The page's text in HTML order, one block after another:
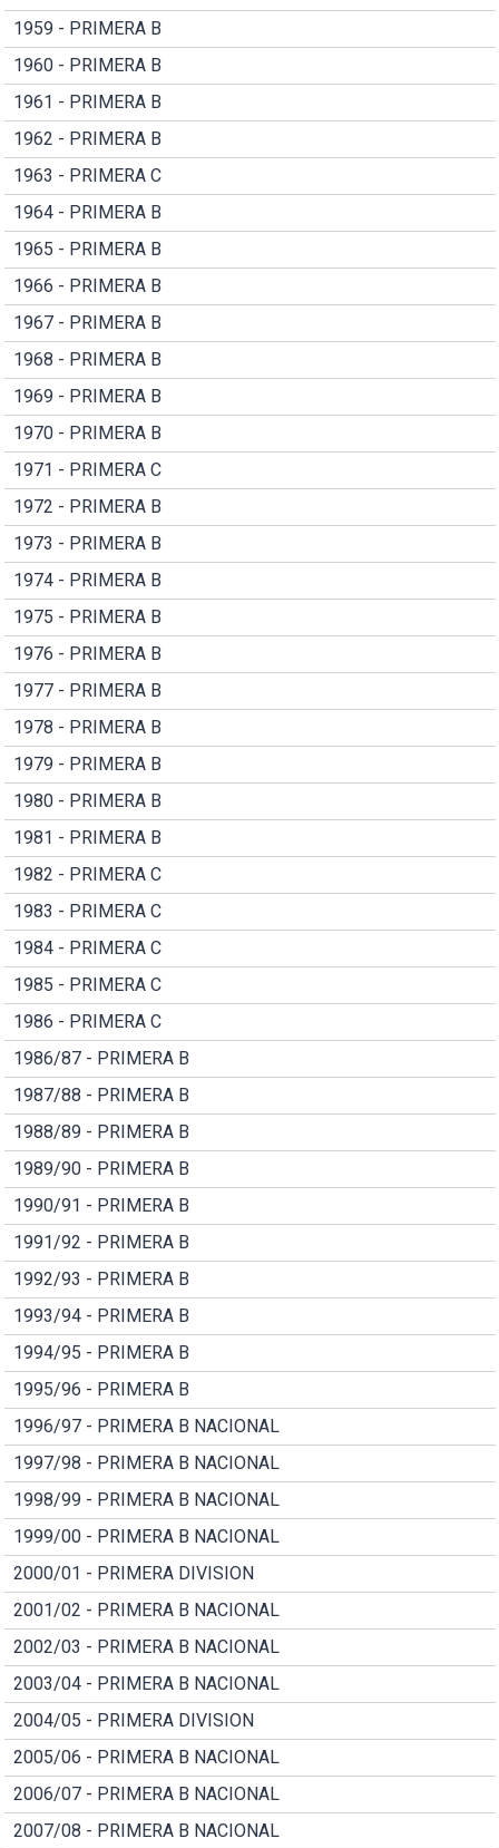
1959 - PRIMERA B
1960 - PRIMERA B
1961 - PRIMERA B
1962 - PRIMERA B
1963 - PRIMERA C
1964 - PRIMERA B
1965 - PRIMERA B
1966 - PRIMERA B
1967 - PRIMERA B
1968 - PRIMERA B
1969 - PRIMERA B
1970 - PRIMERA B
1971 - PRIMERA C
1972 - PRIMERA B
1973 - PRIMERA B
1974 - PRIMERA B
1975 - PRIMERA B
1976 - PRIMERA B
1977 - PRIMERA B
1978 - PRIMERA B
1979 - PRIMERA B
1980 - PRIMERA B
1981 - PRIMERA B
1982 - PRIMERA C
1983 - PRIMERA C
1984 - PRIMERA C
1985 - PRIMERA C
1986 - PRIMERA C
1986/87 - PRIMERA B
1987/88 - PRIMERA B
1988/89 - PRIMERA B
1989/90 - PRIMERA B
1990/91 - PRIMERA B
1991/92 - PRIMERA B
1992/93 - PRIMERA B
1993/94 - PRIMERA B
1994/95 - PRIMERA B
1995/96 - PRIMERA B
1996/97 - PRIMERA B NACIONAL
1997/98 - PRIMERA B NACIONAL
1998/99 - PRIMERA B NACIONAL
1999/00 - PRIMERA B NACIONAL
2000/01 - PRIMERA DIVISION
2001/02 - PRIMERA B NACIONAL
2002/03 - PRIMERA B NACIONAL
2003/04 - PRIMERA B NACIONAL
2004/05 - PRIMERA DIVISION
2005/06 - PRIMERA B NACIONAL
2006/07 - PRIMERA B NACIONAL
2007/08 - PRIMERA B NACIONAL